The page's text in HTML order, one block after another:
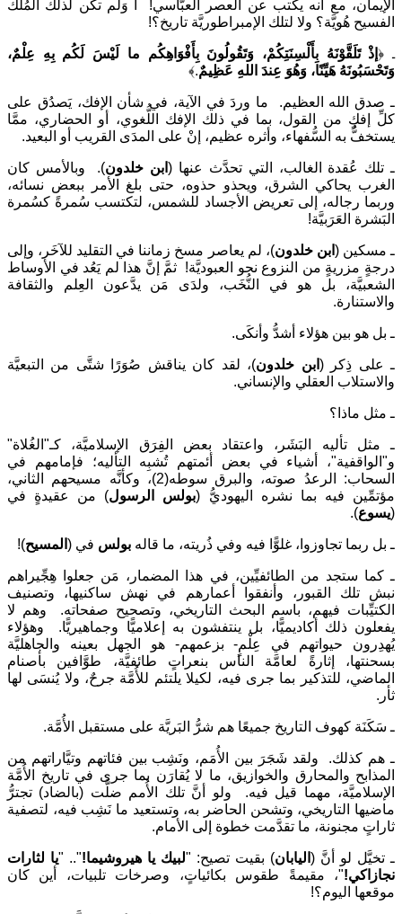
الإيمان، مع أنه يكتب عن العصر العبَّاسي! أَ وَلَم تكن لذلك المُلك
الفسيح هُويَّة؟ ولا لتلك الإمبراطوريَّة تاريخ؟!
ـ ﴿إذْ تَلَقَّوْنَهُ بِأَلْسِنَتِكُمْ، وَتَقُولُونَ بِأَفْوَاهِكُم ما لَيْسَ لَكُم بِهِ عِلْمٌ،
وَتَحْسَبُونَهُ هَيِّنًا، وَهُوَ عِندَ اللهِ عَظِيمٌ.﴾
ـ صدق الله العظيم. ما وردَ في الآية، في شأن الإفك، يَصدُق على
كلِّ إفكٍ من القول، بما في ذلك الإفك اللُّغوي، أو الحضاري، ممَّا
يستخفُّ به السُّفهاء، وأثره عظيم، إنْ على المدَى القريب أو البعيد.
ـ تلك عُقدة الغالب، التي تحدَّث عنها (ابن خلدون). وبالأمس كان
الغرب يحاكي الشرق، ويحذو حذوه، حتى بلغ الأمر ببعض نسائه،
وربما رجاله، إلى تعريض الأجساد للشمس، لتكتسب سُمرةً كسُمرة
البَشرة العَرَبيَّة!
ـ مسكين ( ابن خلدون)، لم يعاصر مسخ زماننا في التقليد للآخَر، وإلى
درجةٍ مزريةٍ من النزوع نحو العبوديَّة! ثمَّ إنَّ هذا لم يَعُد في الأوساط
الشعبيَّة، بل هو في النُّخَب، ولدَى مَن يدَّعون العِلم والثقافة
والاستنارة.
ـ بل هو بين هؤلاء أشدُّ وأنكَى.
ـ على ذِكر ( ابن خلدون)، لقد كان يناقش صُوَرًا شتَّى من التبعيَّة
والاستلاب العقلي والإنساني.
ـ مثل ماذا؟
ـ مثل تأليه البَشَر، واعتقاد بعض الفِرَق الإسلاميَّة، كـ"الغُلاة"
و"الواقفية"، أشياء في بعض أئمتهم تُشبِه التأليه؛ فإمامهم في
السحاب: الرعدُ صوته، والبرق سوطه(2)، وكأنَّه مسيحهم الثاني،
مؤتمِّين فيه بما نشره اليهوديُّ (بولس الرسول) من عقيدةٍ في
(يسوع).
ـ بل ربما تجاوزوا، غلوًّا فيه وفي ذُريته، ما قاله بولس في ( المسيح)!
ـ كما ستجد من الطائفيِّين، في هذا المضمار، مَن جعلوا هِجِّيراهم
نبش تلك القبور، وأنفقوا أعمارهم في نهش ساكنيها، وتصنيف
الكتيِّبات فيهم، باسم البحث التاريخي، وتصحيح صفحاته. وهم لا
يفعلون ذلك أكاديميًّا، بل ينتفشون به إعلاميًّا وجماهيريًّا. وهؤلاء
يُهدِرون حيواتهم في عِلْمٍ- بزعمهم- هو الجهل بعينه والجاهليَّة
بسحنتها، إثارةً لعامَّة الناس بنعراتٍ طائفيَّة، طوَّافين بأصنام
الماضي، للتذكير بما جرى فيه، لكيلا يلتئم للأُمَّة جرحٌ، ولا يُنسَى لها
ثأر.
ـ سَكَنَة كهوف التاريخ جميعًا هم شرُّ البَريَّة على مستقبل الأُمَّة.
ـ هم كذلك. ولقد شَجَرَ بين الأُمَم، ونَشِب بين فئاتهم وتيَّاراتهم من
المذابح والمحارق والخوازيق، ما لا يُقارَن بما جرى في تاريخ الأُمَّة
الإسلاميَّة، مهما قيل فيه. ولو أنَّ تلك الأُمم ضلَّت (بالضاد) تجترُّ
ماضيها التاريخي، وتشحن الحاضر به، وتستعيد ما نَشِب فيه، لتصفية
ثاراتٍ مجنونة، ما تقدَّمت خطوة إلى الأمام.
ـ تخيَّل لو أنَّ ( اليابان) بقيت تصيح: "لبيك يا هيروشيما!".. "يا لثارات
نجازاكي!"، مقيمةً طقوس بكائياتٍ، وصرخات تلبيات، أين كان
موقعها اليوم؟!